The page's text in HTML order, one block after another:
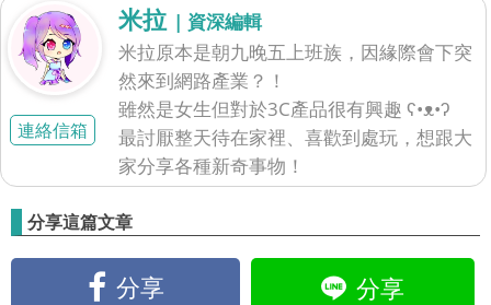
連絡信箱
米拉 | 資深編輯
米拉原本是朝九晚五上班族，因緣際會下突
然來到網路產業？！
雖然是女生但對於3C產品很有興趣 ʕ•ᴥ•ʔ
最討厭整天待在家裡、喜歡到處玩，想跟大
家分享各種新奇事物！
分享這篇文章
分享 分享